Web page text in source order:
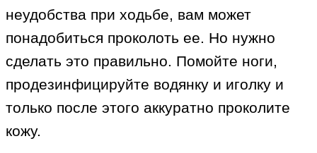
неудобства при ходьбе, вам может
понадобиться проколоть ее. Но нужно
сделать это правильно. Помойте ноги,
продезинфицируйте водянку и иголку и
только после этого аккуратно проколите
кожу.